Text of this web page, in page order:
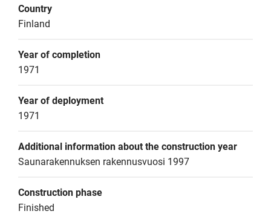
Country
Finland
Year of completion
1971
Year of deployment
1971
Additional information about the construction year
Saunarakennuksen rakennusvuosi 1997
Construction phase
Finished